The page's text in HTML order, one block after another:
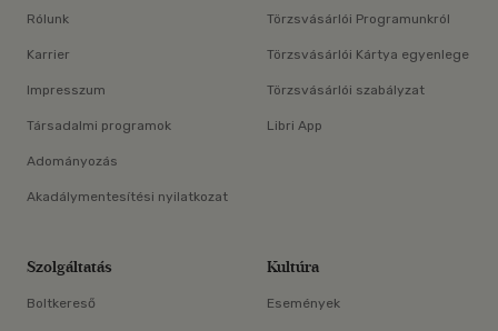
Rólunk
Karrier
Impresszum
Társadalmi programok
Adományozás
Akadálymentesítési nyilatkozat
Törzsvásárlói Programunkról
Törzsvásárlói Kártya egyenlege
Törzsvásárlói szabályzat
Libri App
Szolgáltatás
Boltkereső
Kultúra
Események